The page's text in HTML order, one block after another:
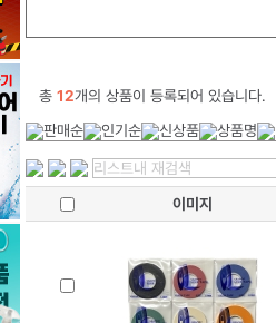
총 12개의 상품이 등록되어 있습니다.
이미지